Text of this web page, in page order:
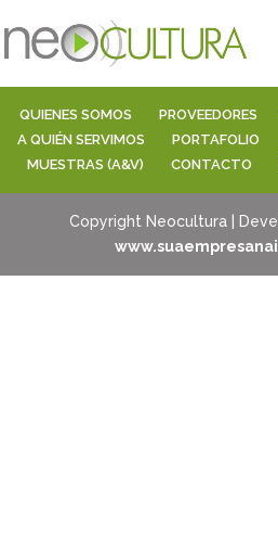
QUIENES SOMOS PROVEEDORES
A QUIÉN SERVIMOS
PORTAFOLIO
MUESTRAS (A&V)
CONTACTO
Copyright Neocultura |